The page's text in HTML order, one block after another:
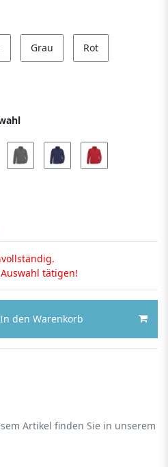
Grau Rot
tätigen!
In den Warenkorb
Artikel finden Sie in unserem